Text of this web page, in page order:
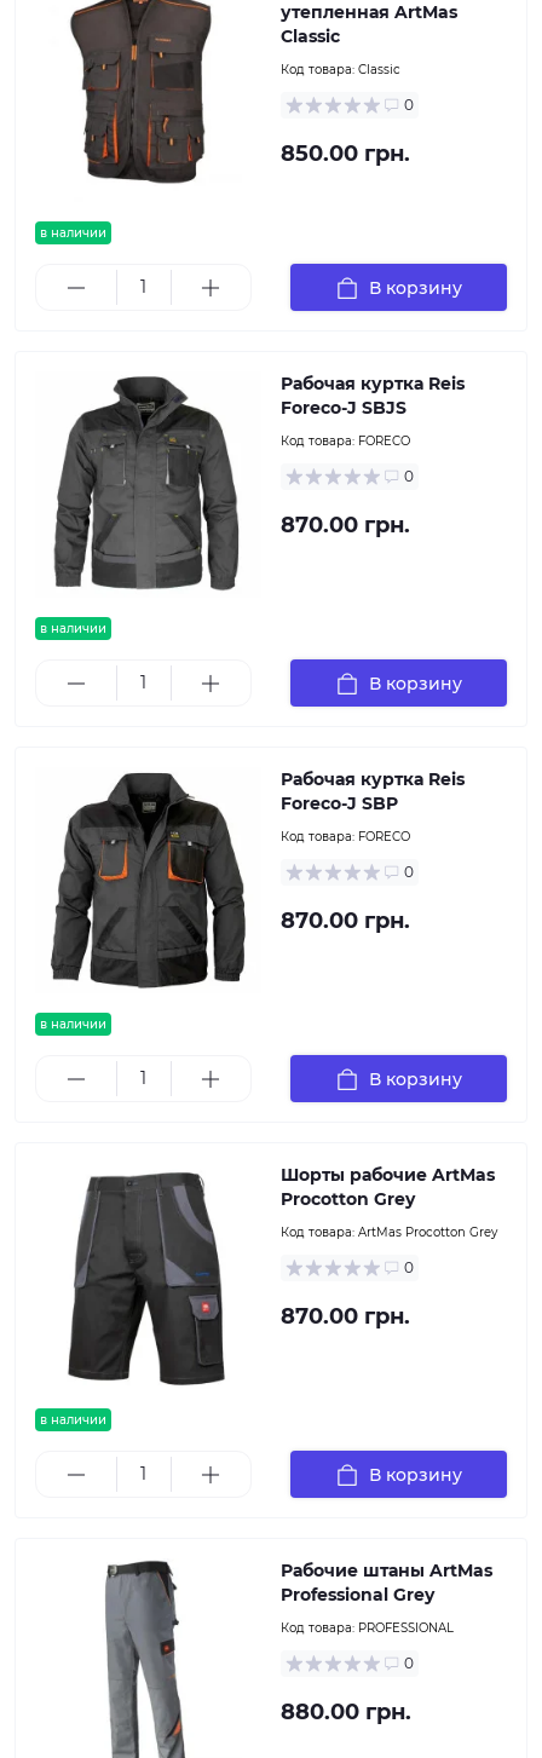
в наличии
утепленная ArtMas
Classic
Код товара: Classic
0
850.00 грн.
В корзину
в наличии
Рабочая куртка Reis
Foreco-J SBJS
Код товара: FORECO
0
870.00 грн.
В корзину
в наличии
Рабочая куртка Reis
Foreco-J SBP
Код товара: FORECO
0
870.00 грн.
В корзину
в наличии
Шорты рабочие ArtMas
Procotton Grey
Код товара: ArtMas Procotton Grey
0
870.00 грн.
В корзину
Рабочие штаны ArtMas
Professional Grey
Код товара: PROFESSIONAL
0
880.00 грн.